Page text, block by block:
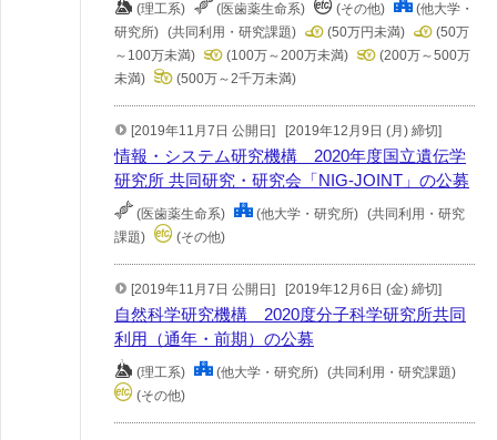
(理工系) (医歯薬生命系) (その他)
(他大学・
研究所) (共同利用・研究課題) (50万円未満)
(50万
～100万未満)
(100万～200万未満)
(200万～500万
未満)
(500万～2千万未満)
[2019年11月7日 公開日] [2019年12月9日 (月) 締切]
情報・システム研究機構 2020年度国立遺伝学
研究所 共同研究・研究会「NIG-JOINT」の公募
(医歯薬生命系) (他大学・研究所) (共同利用・研究
課題)
(その他)
[2019年11月7日 公開日] [2019年12月6日 (金) 締切]
自然科学研究機構 2020度分子科学研究所共同
利用（通年・前期）の公募
(理工系) (他大学・研究所) (共同利用・研究課題)
(その他)